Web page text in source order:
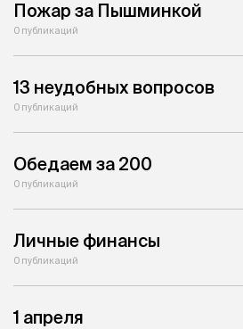
Пожар за Пышминкой
0 публикаций
13 неудобных вопросов
0 публикаций
Обедаем за 200
0 публикаций
Личные финансы
0 публикаций
1 апреля